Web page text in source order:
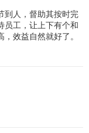
到人，督助其按时完
员工，让上下有个和
效益自然就好了。